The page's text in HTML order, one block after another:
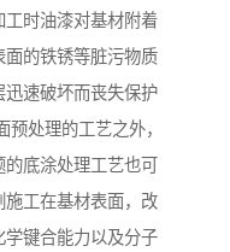
工时油漆对基材附着
面的铁锈等脏污物质
速破坏而丧失保护
处理的工艺之外，
底涂处理工艺也可
施工在基材表面，改
键合能力以及分子